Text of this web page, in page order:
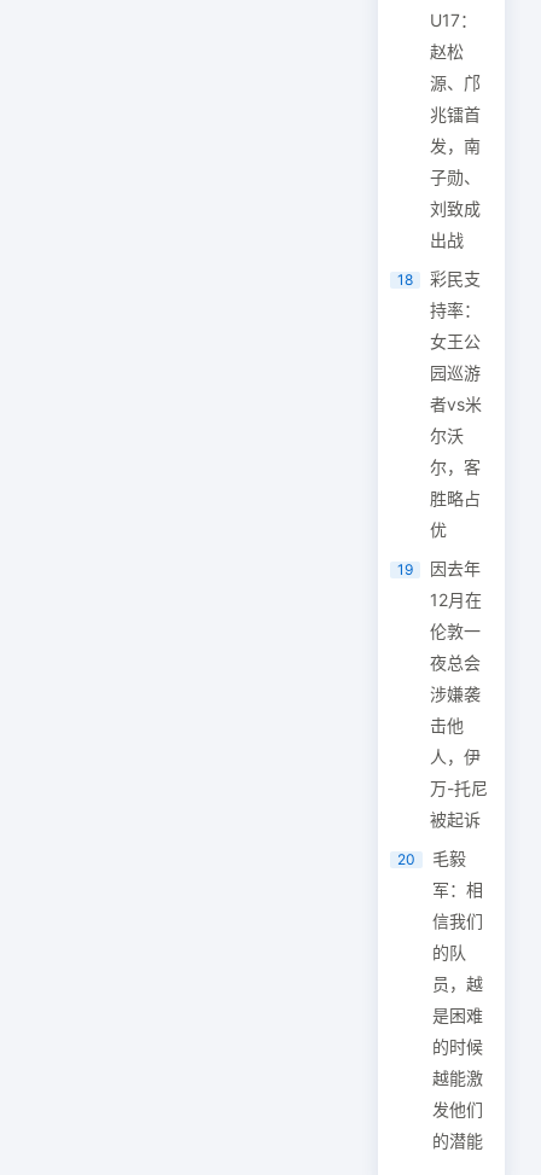
U17：
赵松
源、邝
兆镭首
发，南
子勋、
刘致成
出战
18
彩民支
持率：
女王公
园巡游
者vs米
尔沃
尔，客
胜略占
优
19
因去年
12月在
伦敦一
夜总会
涉嫌袭
击他
人，伊
万-托尼
被起诉
20
毛毅
军：相
信我们
的队
员，越
是困难
的时候
越能激
发他们
的潜能